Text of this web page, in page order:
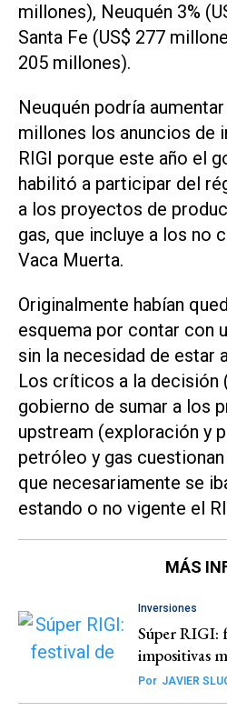
millones), Neuquén 3%
Santa Fe (US$ 277
205 millones).
Neuquén podría
millones los anuncios de
RIGI porque este año el
habilitó a participar del
a los proyectos de
gas, que incluye a los no
Vaca Muerta.
Originalmente habían
esquema por contar con
sin la necesidad de estar
Los críticos a la decisión
gobierno de sumar a los
upstream (exploración y
petróleo y gas
que necesariamente se
estando o no vigente el
MÁS
Inversiones
Súper RIGI:
impositivas
Por JAVIER